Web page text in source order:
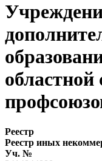
Реестр
Реестр иных
Уч. №